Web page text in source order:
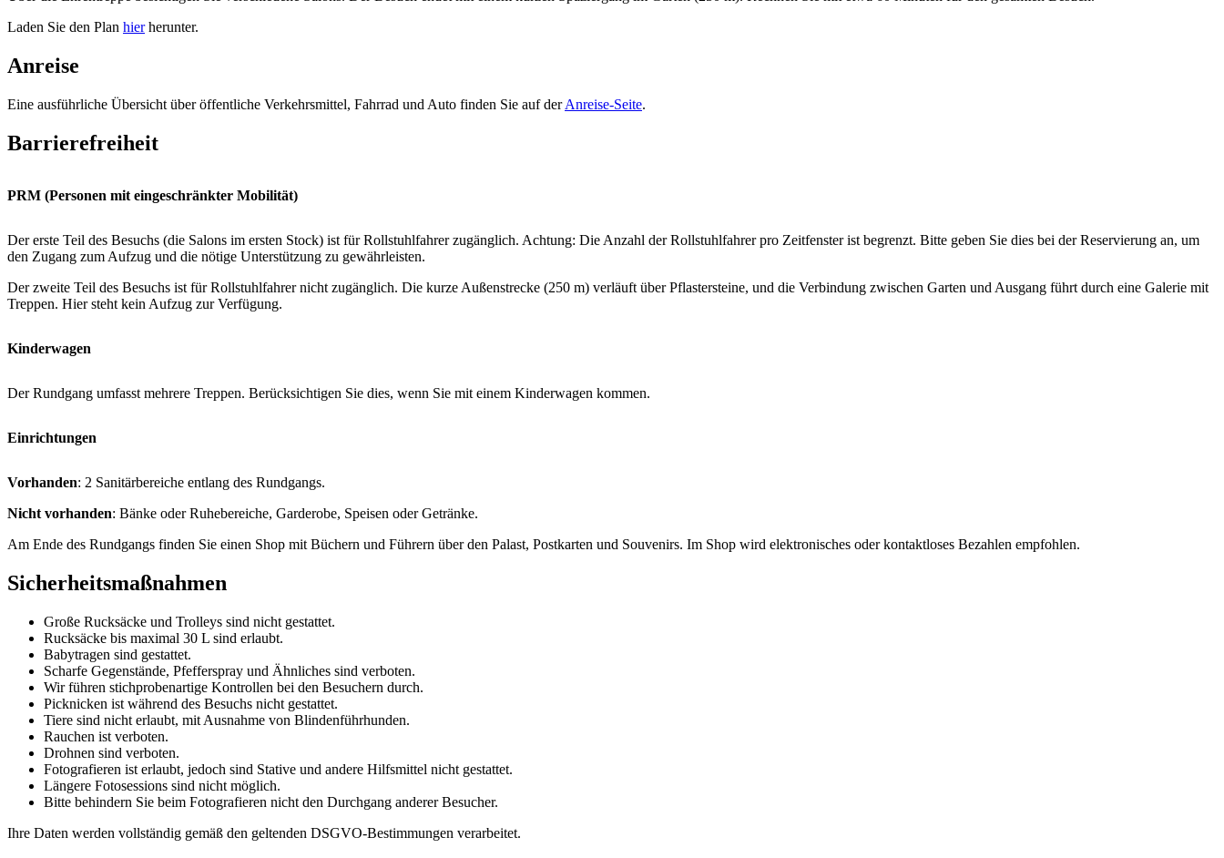
Laden Sie den Plan hierherunter.
Anreise
Eine ausführliche Übersicht über öffentliche Verkehrsmittel, Fahrrad und Auto finden Sie auf derAnreise-Seite.
Barrierefreiheit
PRM (Personen mit eingeschränkter Mobilität)
Der erste Teil des Besuchs (die Salons im ersten Stock) ist für Rollstuhlfahrer zugänglich. Achtung: Die Anzahl der Rollstuhlfahrer pro Zeitfenster ist begrenzt. Bitte geben Sie dies bei der Reservierung an, um
den Zugang zum Aufzug und die nötige Unterstützung zu gewährleisten.
Der zweite Teil des Besuchs ist für Rollstuhlfahrer nicht zugänglich. Die kurze Außenstrecke (250 m) verläuft über Pflastersteine, und die Verbindung zwischen Garten und Ausgang führt durch eine Galerie mit
Treppen. Hier steht kein Aufzug zur Verfügung.
Kinderwagen
Der Rundgang umfasst mehrere Treppen. Berücksichtigen Sie dies, wenn Sie mit einem Kinderwagen kommen.
Einrichtungen
Vorhanden: 2 Sanitärbereiche entlang des Rundgangs.
Nicht vorhanden: Bänke oder Ruhebereiche, Garderobe, Speisen oder Getränke.
Am Ende des Rundgangs finden Sie einen Shop mit Büchern und Führern über den Palast, Postkarten und Souvenirs. Im Shop wird elektronisches oder kontaktloses Bezahlen empfohlen.
Sicherheitsmaßnahmen
Große Rucksäcke und Trolleys sind nicht gestattet.
Rucksäcke bis maximal 30 L sind erlaubt.
Babytragen sind gestattet.
Scharfe Gegenstände, Pfefferspray und Ähnliches sind verboten.
Wir führen stichprobenartige Kontrollen bei den Besuchern durch.
Picknicken ist während des Besuchs nicht gestattet.
Tiere sind nicht erlaubt, mit Ausnahme von Blindenführhunden.
Rauchen ist verboten.
Drohnen sind verboten.
Fotografieren ist erlaubt, jedoch sind Stative und andere Hilfsmittel nicht gestattet.
Längere Fotosessions sind nicht möglich.
Bitte behindern Sie beim Fotografieren nicht den Durchgang anderer Besucher.
Ihre Daten werden vollständig gemäß den geltenden DSGVO-Bestimmungen verarbeitet.